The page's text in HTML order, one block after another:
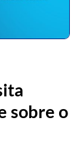
sobre o